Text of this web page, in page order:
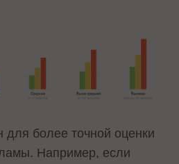
для более точной оценки
Например, если